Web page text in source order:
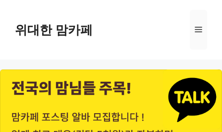
content위대한 맘카페 Menu